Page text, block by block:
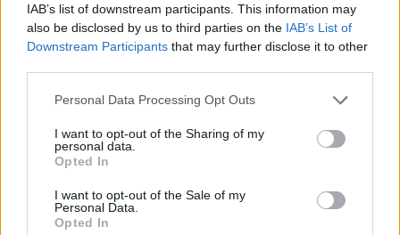
IAB’s list of downstream participants. This information may
also be disclosed by us to third parties on the IAB’s List of
Downstream Participants that may further disclose it to other
Personal Data Processing Opt Outs
I want to opt-out of the Sharing of my
personal data.
Opted In
I want to opt-out of the Sale of my
Personal Data.
Opted In
SAGRE, FIERE E FESTE
08 Agosto 2026 - 09 Agosto 2026
La “festa della cipolla” propone buoni
sapori e serate insieme
Casalzuigno